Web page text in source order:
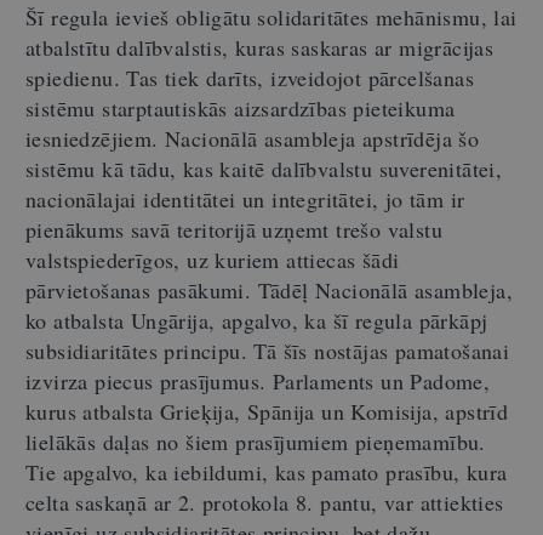
Šī regula ievieš obligātu solidaritātes mehānismu, lai
atbalstītu dalībvalstis, kuras saskaras ar migrācijas
spiedienu. Tas tiek darīts, izveidojot pārcelšanas
sistēmu starptautiskās aizsardzības pieteikuma
iesniedzējiem. Nacionālā asambleja apstrīdēja šo
sistēmu kā tādu, kas kaitē dalībvalstu suverenitātei,
nacionālajai identitātei un integritātei, jo tām ir
pienākums savā teritorijā uzņemt trešo valstu
valstspiederīgos, uz kuriem attiecas šādi
pārvietošanas pasākumi. Tādēļ Nacionālā asambleja,
ko atbalsta Ungārija, apgalvo, ka šī regula pārkāpj
subsidiaritātes principu. Tā šīs nostājas pamatošanai
izvirza piecus prasījumus. Parlaments un Padome,
kurus atbalsta Grieķija, Spānija un Komisija, apstrīd
lielākās daļas no šiem prasījumiem pieņemamību.
Tie apgalvo, ka iebildumi, kas pamato prasību, kura
celta saskaņā ar 2. protokola 8. pantu, var attiekties